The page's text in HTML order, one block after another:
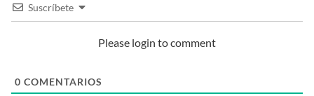
Suscríbete
Please login to comment
0 COMENTARIOS